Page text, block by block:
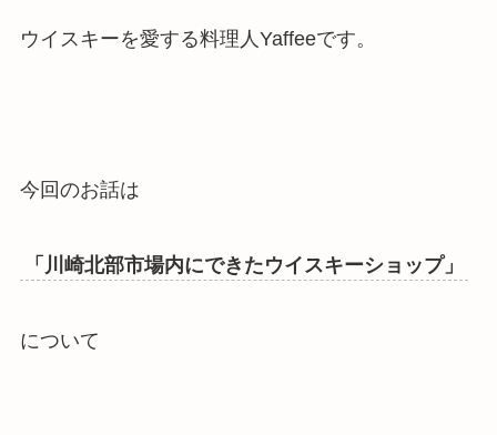
ウイスキーを愛する料理人Yaffeeです。
今回のお話は
「川崎北部市場内にできたウイスキーショップ」
について